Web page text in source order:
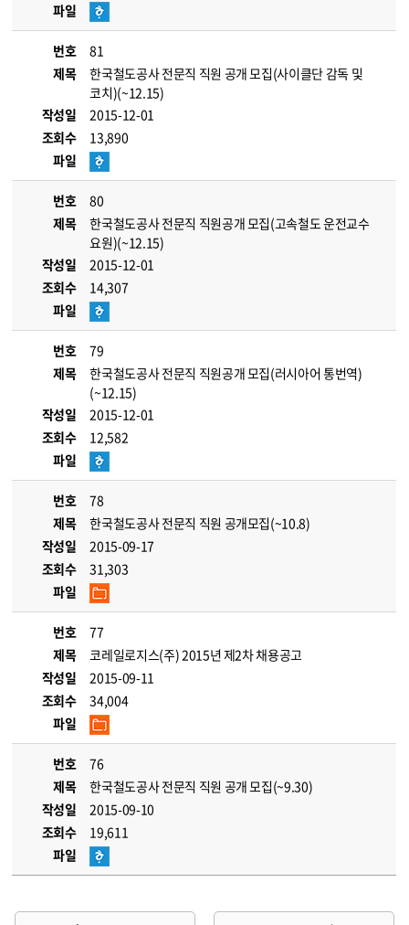
파일
번호
81
제목
한국철도공사 전문직 직원 공개 모집(사이클단 감독 및
코치)(~12.15)
작성일
2015-12-01
조회수
13,890
파일
번호
80
제목
한국철도공사 전문직 직원공개 모집(고속철도 운전교수
요원)(~12.15)
작성일
2015-12-01
조회수
14,307
파일
번호
79
제목
한국철도공사 전문직 직원공개 모집(러시아어 통번역)
(~12.15)
작성일
2015-12-01
조회수
12,582
파일
번호
78
제목
한국철도공사 전문직 직원 공개모집(~10.8)
작성일
2015-09-17
조회수
31,303
파일
번호
77
제목
코레일로지스(주) 2015년 제2차 채용공고
작성일
2015-09-11
조회수
34,004
파일
번호
76
제목
한국철도공사 전문직 직원 공개 모집(~9.30)
작성일
2015-09-10
조회수
19,611
파일